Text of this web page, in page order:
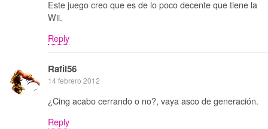
Este juego creo que es de lo poco decente que tiene la
Wii.
Reply
Rafil56
14 febrero 2012
¿Cing acabo cerrando o no?, vaya asco de generación.
Reply